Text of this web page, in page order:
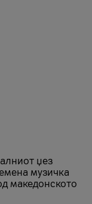
џез
музичка
македонското